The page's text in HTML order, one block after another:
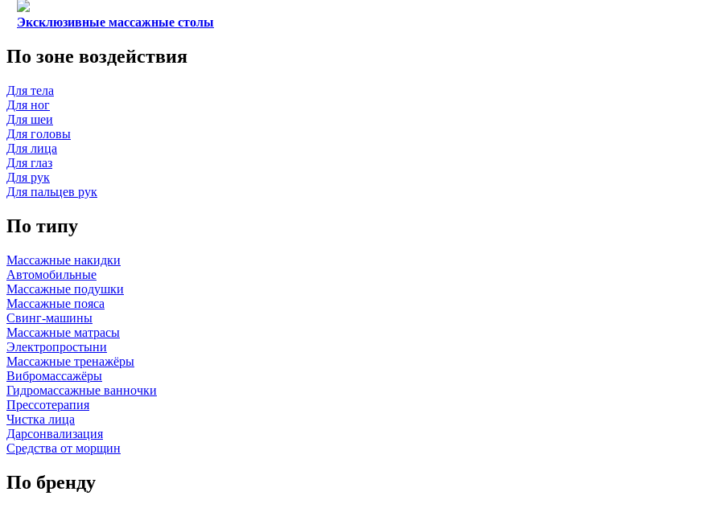
Эксклюзивные массажные столы
По зоне воздействия
Для тела
Для ног
Для шеи
Для головы
Для лица
Для глаз
Для рук
Для пальцев рук
По типу
Массажные накидки
Автомобильные
Массажные подушки
Массажные пояса
Свинг-машины
Массажные матрасы
Электропростыни
Массажные тренажёры
Вибромассажёры
Гидромассажные ванночки
Прессотерапия
Чистка лица
Дарсонвализация
Средства от морщин
По бренду